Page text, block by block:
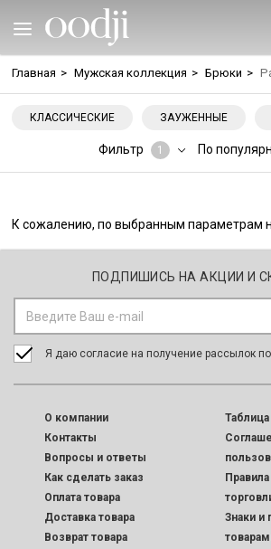
Главная > Мужская коллекция > Брюки >
КЛАССИЧЕСКИЕ ЗАУЖЕННЫЕ
Фильтр 1 По
К сожалению, по выбранным параметрам
ПОДПИШИСЬ НА АКЦИИ И
Я даю согласие на получение рассылок по
O компании
Контакты
Вопросы и ответы
Как сделать заказ
Оплата товара
Доставка товара
Возврат товара
Знаки и